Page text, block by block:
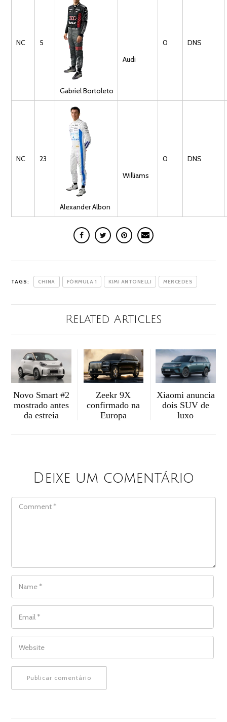
NC 5
GabrielBortoleto
Audi
0 DNS
NC 23
AlexanderAlbon
Williams
0 DNS
TAGS: CHINA FÓRMULA 1 KIMI ANTONELLI MERCEDES
Related Articles
Novo Smart #2
mostrado antes
da estreia
Zeekr 9X
confirmado na
Europa
Xiaomi anuncia
dois SUV de
luxo
Deixe um comentário
COMMENT
NAME
EMAIL
WEBSITE